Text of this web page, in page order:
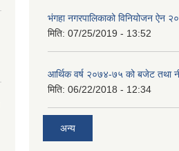
भंगहा नगरपालिकाको विनियोजन ऐन
मिति: 07/25/2019 - 13:52
आर्थिक वर्ष २०७४-७५ को बजेट तथा
मिति: 06/22/2018 - 12:34
अन्य